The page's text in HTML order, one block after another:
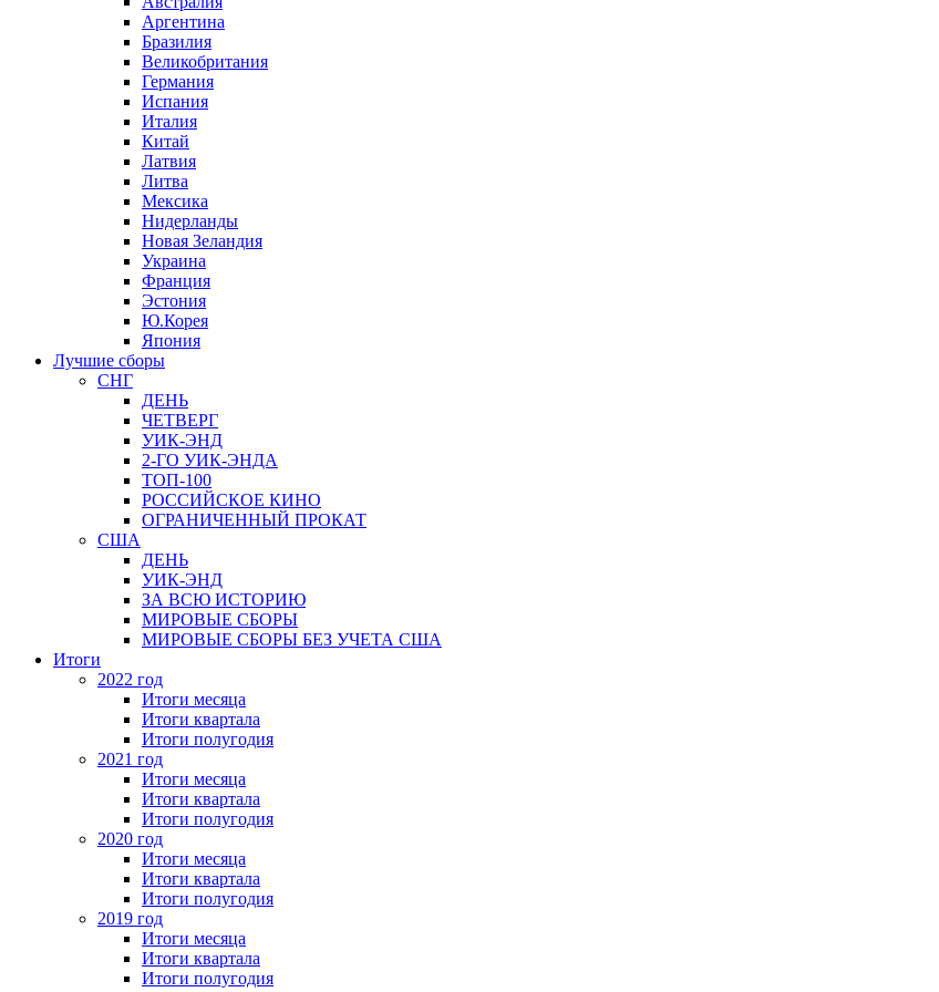
Аргентина
Бразилия
Великобритания
Германия
Испания
Италия
Китай
Латвия
Литва
Мексика
Нидерланды
Новая Зеландия
Украина
Франция
Эстония
Ю.Корея
Япония
Лучшие сборы
СНГ
ДЕНЬ
ЧЕТВЕРГ
УИК-ЭНД
2-ГО УИК-ЭНДА
ТОП-100
РОССИЙСКОЕ КИНО
ОГРАНИЧЕННЫЙ ПРОКАТ
США
ДЕНЬ
УИК-ЭНД
ЗА ВСЮ ИСТОРИЮ
МИРОВЫЕ СБОРЫ
МИРОВЫЕ СБОРЫ БЕЗ УЧЕТА США
Итоги
2022 год
Итоги месяца
Итоги квартала
Итоги полугодия
2021 год
Итоги месяца
Итоги квартала
Итоги полугодия
2020 год
Итоги месяца
Итоги квартала
Итоги полугодия
2019 год
Итоги месяца
Итоги квартала
Итоги полугодия